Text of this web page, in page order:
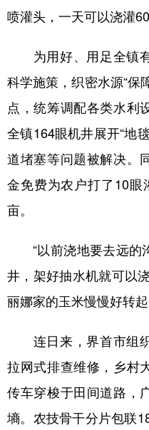
喷灌头，一天可以浇灌60
为用好、用足全镇
科学施策，织密水源“保
点，统筹调配各类水利
全镇164眼机井展开“地
道堵塞等问题被解决。
金免费为农户打了10眼
亩。
“以前浇地要去远的
井，架好抽水机就可以
丽娜家的玉米慢慢好转起
连日来，界首市组
拉网式排查维修，乡村
传车穿梭于田间道路，
墒。农技骨干分片包联